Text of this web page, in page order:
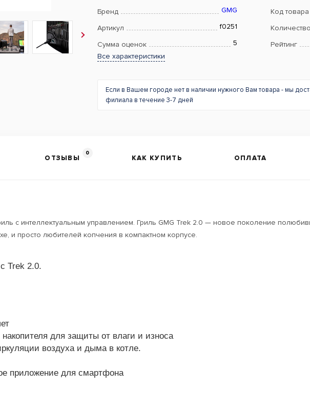
Бренд GMG Код товара
Артикул f0251
Сумма оценок 5 Рейтинг
Все характеристики
Если в Вашем городе нет в наличии нужного Вам товара - мы
филиала в течение 3-7 дней
ОТЗЫВЫ
0
КАК КУПИТЬ ОПЛАТА
с интеллектуальным управлением. Гриль GMG Trek 2.0 — новое поколение
и просто любителей копчения в компактном корпусе.
Trek 2.0.
для защиты от влаги и износа
воздуха и дыма в котле.
приложение для смартфона